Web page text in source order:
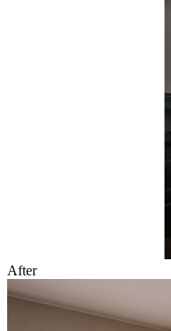
After